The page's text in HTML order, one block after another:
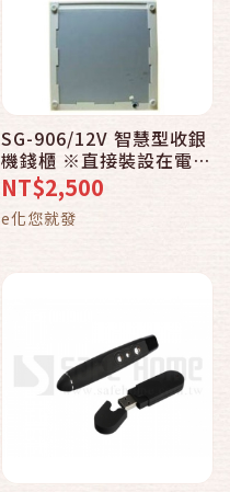
SG-906/12V 智慧型收銀
機錢櫃 ※直接裝設在電腦
主機RS232介面使用
NT$2,500
e化您就發